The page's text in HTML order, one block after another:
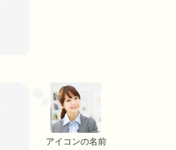
アイコンの名前